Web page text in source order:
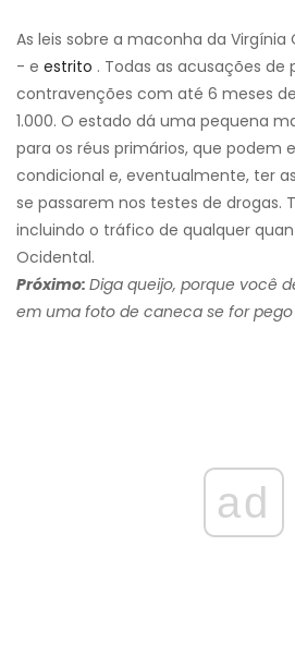
As leis sobre a maconha da Virgínia
- e estrito . Todas as acusações de
contravenções com até 6 meses
1.000. O estado dá uma pequena
para os réus primários, que podem
condicional e, eventualmente, ter
se passarem nos testes de drogas.
incluindo o tráfico de qualquer
Ocidental.
Próximo: Diga queijo, porque você
em uma foto de caneca se for
ad